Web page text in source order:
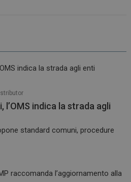
l’OMS indica la strada agli
standard comuni, procedure